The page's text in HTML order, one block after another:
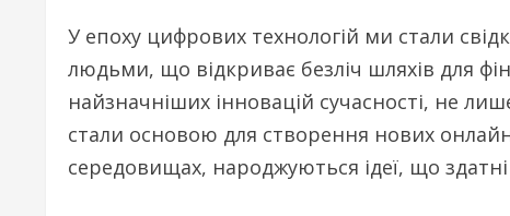
У епоху цифрових технологій ми стали
людьми, що відкриває безліч шляхів для
найзначніших інновацій сучасності, не
стали основою для створення нових
середовищах, народжуються ідеї, що